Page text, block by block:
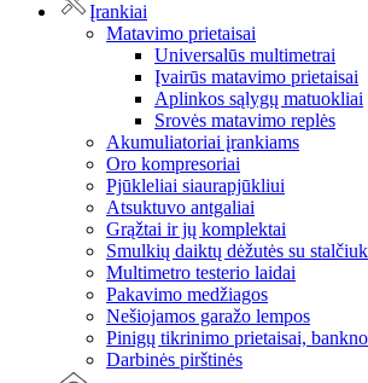
Įrankiai
Matavimo prietaisai
Universalūs multimetrai
Įvairūs matavimo prietaisai
Aplinkos sąlygų matuokliai
Srovės matavimo replės
Akumuliatoriai įrankiams
Oro kompresoriai
Pjūkleliai siaurapjūkliui
Atsuktuvo antgaliai
Grąžtai ir jų komplektai
Smulkių daiktų dėžutės su
Multimetro testerio laidai
Pakavimo medžiagos
Nešiojamos garažo lempos
Pinigų tikrinimo prietaisai,
Darbinės pirštinės